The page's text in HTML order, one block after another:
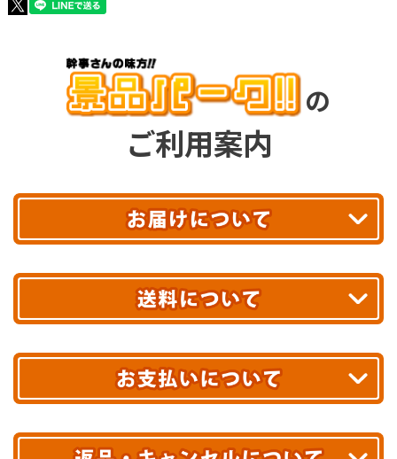
の
ご利用案内
最短翌日お届け!
あす着エリアが対象です。
エリアやお届け日の確認はこちら▶
※ 配送業者による配送遅延が生じる可能性がございます。
※ 沖縄・離島はお届けできません。
送料無料!
10,000円未満 全国一律1,100円(税込)
配送業者
クレジットカード